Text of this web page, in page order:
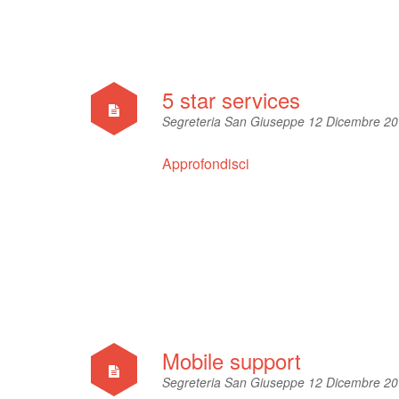
5 star services
Segreteria San Giuseppe 12 Dicembre
Approfondisci
Mobile support
Segreteria San Giuseppe 12 Dicembre